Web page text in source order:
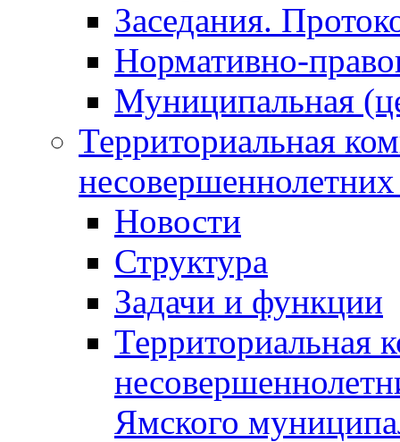
Заседания.
Нормативно-
Муниципальная
Территориальная
Новости
Структура
Задачи и функции
Территориальная
Ямского